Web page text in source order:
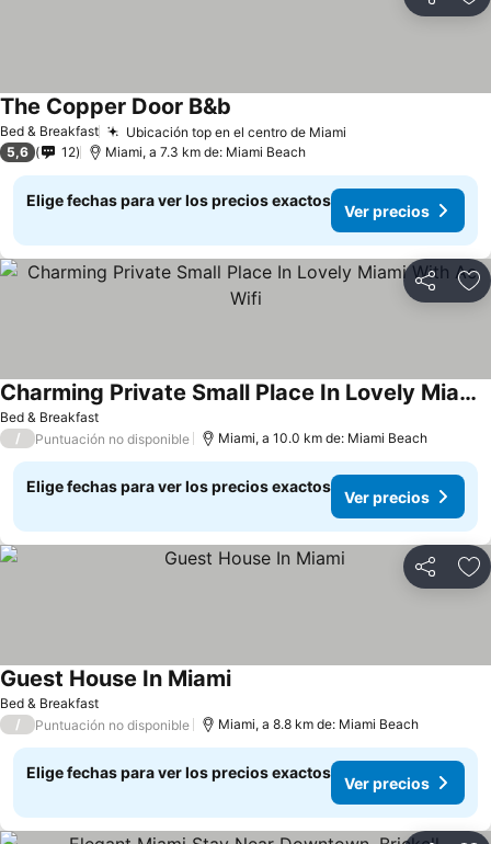
Compartir
Bed & Breakfast Ubicación top en el centro de Miami
The Copper Door B&b
5,6 12 Miami, a 7.3 km de: Miami Beach
Elige fechas para ver los precios exactos
Ver precios
Compartir
Bed & Breakfast
Charming Private Small Place In Lovely Miami With Ac, Wifi
/ Puntuación no disponible Miami, a 10.0 km de: Miami Beach
Elige fechas para ver los precios exactos
Ver precios
Compartir
Bed & Breakfast
Guest House In Miami
/ Puntuación no disponible Miami, a 8.8 km de: Miami Beach
Elige fechas para ver los precios exactos
Ver precios